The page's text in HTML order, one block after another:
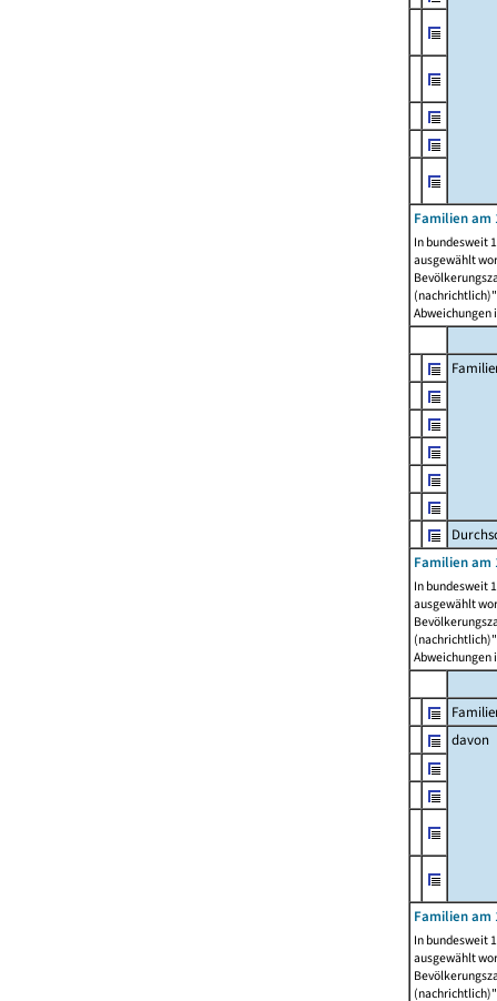
Familien am
In bundesweit
ausgewählt
Abweichungen
Familien am
In bundesweit
ausgewählt
Abweichungen
davon
Familien am
In bundesweit
ausgewählt